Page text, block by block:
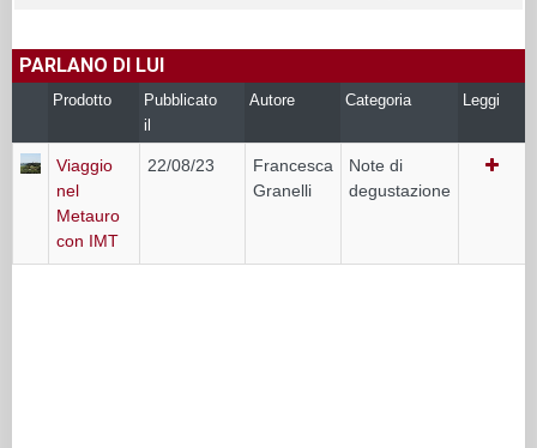
PARLANO DI LUI
Prodotto
Pubblicato
il
Autore Categoria Leggi
Viaggio
nel
Metauro
con IMT
22/08/23
Francesca
Granelli
Note di
degustazione